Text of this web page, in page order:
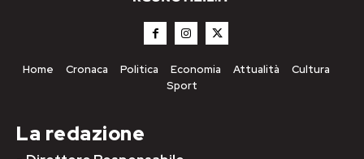
Home Cronaca Politica Economia Attualità
Cultura
Sport
La redazione